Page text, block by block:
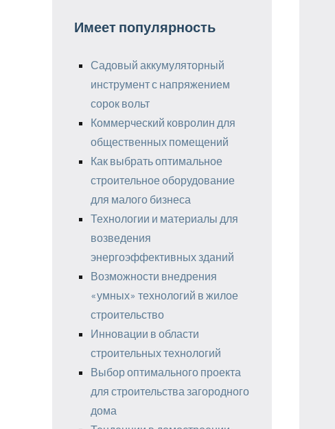
Имеет популярность
Садовый аккумуляторный
инструмент с напряжением
сорок вольт
Коммерческий ковролин для
общественных помещений
Как выбрать оптимальное
строительное оборудование
для малого бизнеса
Технологии и материалы для
возведения
энергоэффективных зданий
Возможности внедрения
«умных» технологий в жилое
строительство
Инновации в области
строительных технологий
Выбор оптимального проекта
для строительства загородного
дома